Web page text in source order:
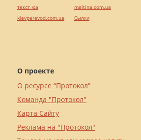
О проекте
О ресурсе “Протокол”
Команда "Протокол"
Карта Сайту
Реклама на "Протокол"
текст юа
kievperevod.com.ua
maltina.com.ua
Cылки